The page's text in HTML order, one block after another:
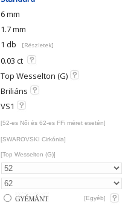
6 mm
1.7 mm
1 db [Részletek]
0.03 ct
Top Wesselton (G)
Briliáns
VS1
[52-es Női és 62-es FFi méret esetén]
[SWAROVSKI Cirkónia]
[Top Wesselton (G)]
[Egyéb]